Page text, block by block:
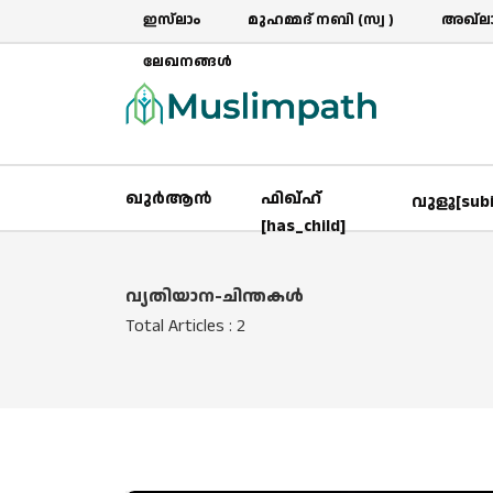
ഇസ്‌ലാം മുഹമ്മദ് നബി (സ്വ )
ലേഖനങ്ങൾ
ഖുർആൻ
ഫിഖ്ഹ്
[has_child]
വ്യതിയാന-ചിന്തകൾ
Total Articles : 2